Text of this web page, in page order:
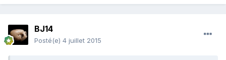
BJ14
Posté(e) 4 juillet 2015